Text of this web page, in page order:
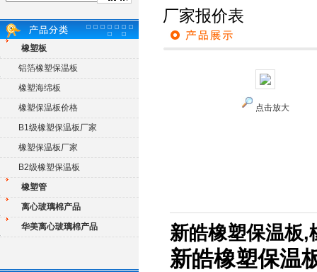
橡塑板
铝箔橡塑保温板
橡塑海绵板
橡塑保温板价格
B1级橡塑保温板厂家
橡塑保温板厂家
B2级橡塑保温板
橡塑管
离心玻璃棉产品
华美离心玻璃棉产品
厂家报价表
点击放大
新皓橡塑保温板,
新皓橡塑保温